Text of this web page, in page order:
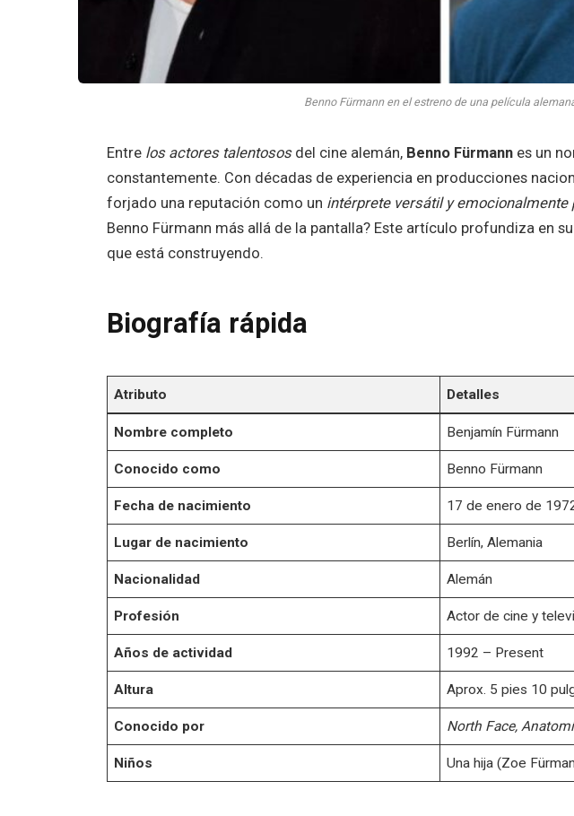
Benno Fürmann en el estreno de una película
Entre los actores talentososdel cine alemán, Benno Fürmannes un
constantemente. Con décadas de experiencia en producciones
forjado una reputación como un intérprete versátil y emocionalmente
Benno Fürmann más allá de la pantalla? Este artículo profundiza en
que está construyendo.
Biografía rápida
Atributo Detalles
Nombre completo Benjamín Fürmann
Conocido como Benno Fürmann
Fecha de nacimiento 17 de enero de
Lugar de nacimiento Berlín, Alemania
Nacionalidad Alemán
Profesión Actor de cine y
Años de actividad 1992 – Present
Altura Aprox. 5 pies 10
Conocido por North Face,
Niños Una hija (Zoe